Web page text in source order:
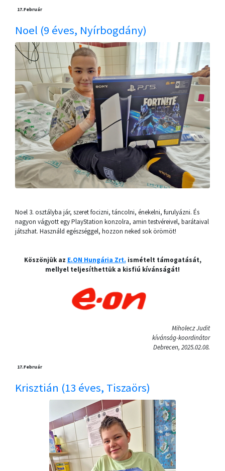
17.Február
Noel (9 éves, Nyírbogdány)
Noel 3. osztályba jár, szeret focizni, táncolni, énekelni, furulyázni. És
nagyon vágyott egy PlayStation konzolra, amin testvéreivel, barátaival
játszhat. Használd egészséggel, hozzon neked sok örömöt!
Köszönjük az E.ON Hungária Zrt. ismételt támogatását,
mellyel teljesíthettük a kisfiú kívánságát!
Miholecz Judit
kívánság-koordinátor
Debrecen, 2025.02.08.
17.Február
Krisztián (13 éves, Tiszaörs)